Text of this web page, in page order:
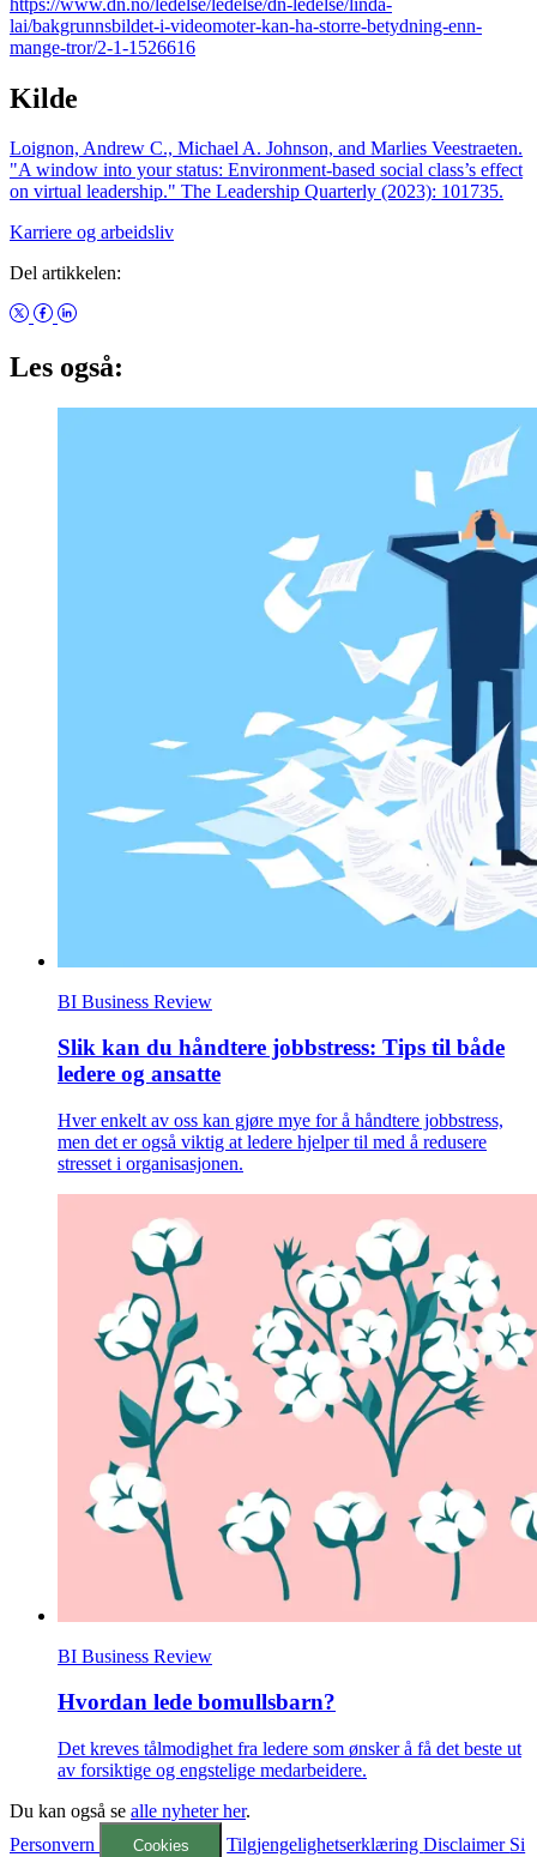
lai/bakgrunnsbildet-i-videomoter-kan-ha-storre-betydning-enn-
mange-tror/2-1-1526616
Kilde
Loignon, Andrew C., Michael A. Johnson, and Marlies Veestraeten.
"A window into your status: Environment-based social class’s effect
on virtual leadership." The Leadership Quarterly (2023): 101735.
Karriere og arbeidsliv
Del artikkelen:
Les også:
BI Business Review
Slik kan du håndtere jobbstress: Tips til både
ledere og ansatte
Hver enkelt av oss kan gjøre mye for å håndtere jobbstress,
men det er også viktig at ledere hjelper til med å redusere
stresset i organisasjonen.
BI Business Review
Hvordan lede bomullsbarn?
Det kreves tålmodighet fra ledere som ønsker å få det beste ut
av forsiktige og engstelige medarbeidere.
Du kan også se alle nyheter her.
Personvern
Cookies TilgjengelighetserklæringDisclaimer Si